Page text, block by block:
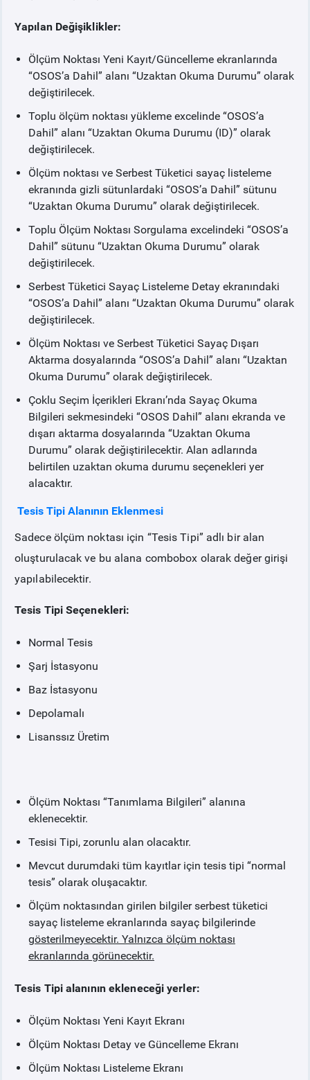
Yapılan Değişiklikler:
Ölçüm Noktası Yeni Kayıt/Güncelleme ekranlarında
“OSOS’a Dahil” alanı “Uzaktan Okuma Durumu” olarak
değiştirilecek.
Toplu ölçüm noktası yükleme excelinde “OSOS’a
Dahil” alanı “Uzaktan Okuma Durumu (ID)” olarak
değiştirilecek.
Ölçüm noktası ve Serbest Tüketici sayaç listeleme
ekranında gizli sütunlardaki “OSOS’a Dahil” sütunu
“Uzaktan Okuma Durumu” olarak değiştirilecek.
Toplu Ölçüm Noktası Sorgulama excelindeki “OSOS’a
Dahil” sütunu “Uzaktan Okuma Durumu” olarak
değiştirilecek.
Serbest Tüketici Sayaç Listeleme Detay ekranındaki
“OSOS’a Dahil” alanı “Uzaktan Okuma Durumu” olarak
değiştirilecek.
Ölçüm Noktası ve Serbest Tüketici Sayaç Dışarı
Aktarma dosyalarında “OSOS’a Dahil” alanı “Uzaktan
Okuma Durumu” olarak değiştirilecek.
Çoklu Seçim İçerikleri Ekranı’nda Sayaç Okuma
Bilgileri sekmesindeki “OSOS Dahil” alanı ekranda ve
dışarı aktarma dosyalarında “Uzaktan Okuma
Durumu” olarak değiştirilecektir. Alan adlarında
belirtilen uzaktan okuma durumu seçenekleri yer
alacaktır.
Tesis Tipi Alanının Eklenmesi
Sadece ölçüm noktası için “Tesis Tipi” adlı bir alan
oluşturulacak ve bu alana combobox olarak değer girişi
yapılabilecektir.
Tesis Tipi Seçenekleri:
Normal Tesis
Şarj İstasyonu
Baz İstasyonu
Depolamalı
Lisanssız Üretim
Ölçüm Noktası “Tanımlama Bilgileri” alanına
eklenecektir.
Tesisi Tipi, zorunlu alan olacaktır.
Mevcut durumdaki tüm kayıtlar için tesis tipi “normal
tesis” olarak oluşacaktır.
Ölçüm noktasından girilen bilgiler serbest tüketici
sayaç listeleme ekranlarında sayaç bilgilerinde
gösterilmeyecektir. Yalnızca ölçüm noktası
ekranlarında görünecektir.
Tesis Tipi alanının ekleneceği yerler:
Ölçüm Noktası Yeni Kayıt Ekranı
Ölçüm Noktası Detay ve Güncelleme Ekranı
Ölçüm Noktası Listeleme Ekranı